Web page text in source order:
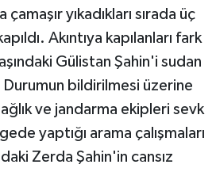
çamaşır yıkadıkları sırada üç
Akıntıya kapılanları fark
Gülistan Şahin'i sudan
Durumun bildirilmesi üzerine
ve jandarma ekipleri sevk
yaptığı arama çalışmaları
Zerda Şahin'in cansız